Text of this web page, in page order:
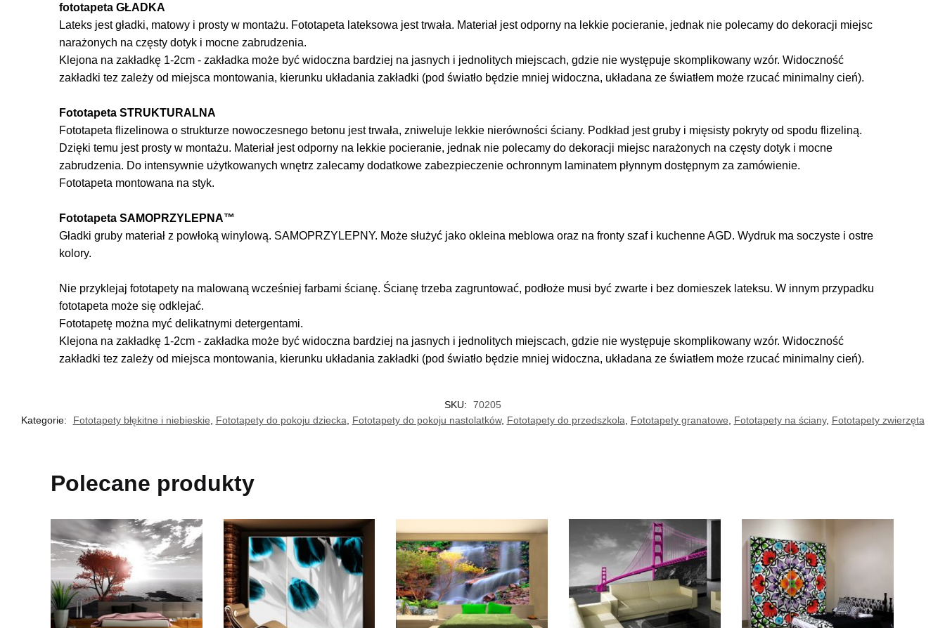
fototapeta GŁADKA
Lateks jest gładki, matowy i prosty w montażu. Fototapeta lateksowa jest trwała. Materiał jest odporny na lekkie pocieranie, jednak nie polecamy do dekoracji miejsc
narażonych na częsty dotyk i mocne zabrudzenia.
Klejona na zakładkę 1-2cm - zakładka może być widoczna bardziej na jasnych i jednolitych miejscach, gdzie nie występuje skomplikowany wzór. Widoczność
zakładki tez zależy od miejsca montowania, kierunku układania zakładki (pod światło będzie mniej widoczna, układana ze światłem może rzucać minimalny cień).
Fototapeta STRUKTURALNA
Fototapeta flizelinowa o strukturze nowoczesnego betonu jest trwała, zniweluje lekkie nierówności ściany. Podkład jest gruby i mięsisty pokryty od spodu flizeliną.
Dzięki temu jest prosty w montażu. Materiał jest odporny na lekkie pocieranie, jednak nie polecamy do dekoracji miejsc narażonych na częsty dotyk i mocne
zabrudzenia. Do intensywnie użytkowanych wnętrz zalecamy dodatkowe zabezpieczenie ochronnym laminatem płynnym dostępnym za zamówienie.
Fototapeta montowana na styk.
Fototapeta SAMOPRZYLEPNA™
Gładki gruby materiał z powłoką winylową. SAMOPRZYLEPNY. Może służyć jako okleina meblowa oraz na fronty szaf i kuchenne AGD. Wydruk ma soczyste i ostre
kolory.
Nie przyklejaj fototapety na malowaną wcześniej farbami ścianę. Ścianę trzeba zagruntować, podłoże musi być zwarte i bez domieszek lateksu. W innym przypadku
fototapeta może się odklejać.
Fototapetę można myć delikatnymi detergentami.
Klejona na zakładkę 1-2cm - zakładka może być widoczna bardziej na jasnych i jednolitych miejscach, gdzie nie występuje skomplikowany wzór. Widoczność
zakładki tez zależy od miejsca montowania, kierunku układania zakładki (pod światło będzie mniej widoczna, układana ze światłem może rzucać minimalny cień).
SKU:
70205
Kategorie:
Fototapety błękitne i niebieskie Fototapety do pokoju dziecka Fototapety do pokoju nastolatków, Fototapety do przedszkola Fototapety granatowe Fototapety na ściany, Fototapety zwierzęta
Polecane produkty